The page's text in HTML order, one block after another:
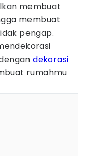
membuat
membuat
pengap.
dekorasi
rumahmu